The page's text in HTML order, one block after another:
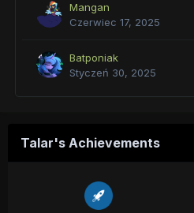
Mangan
Czerwiec 17, 2025
Batponiak
Styczeń 30, 2025
Talar's Achievements